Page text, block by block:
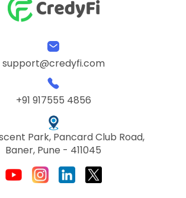
support@credyfi.com
+91 917555 4856
Park, Pancard Club Road,
Baner, Pune - 411045